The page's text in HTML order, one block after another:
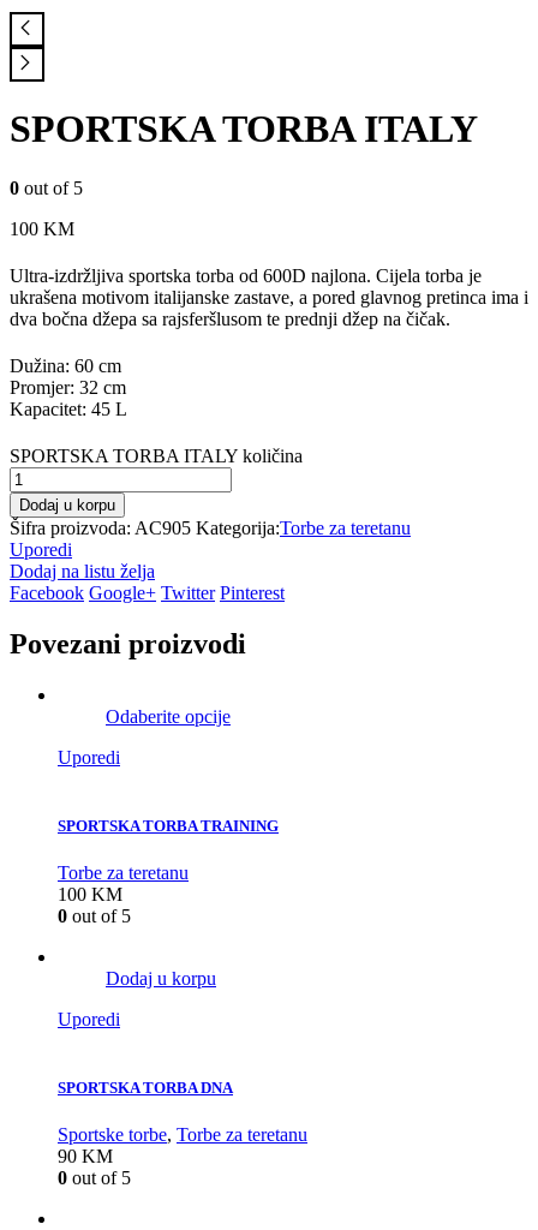
SPORTSKA TORBA ITALY
0 out of 5
100 KM
Ultra-izdržljiva sportska torba od 600D najlona. Cijela torba je
ukrašena motivom italijanske zastave, a pored glavnog pretinca ima i
dva bočna džepa sa rajsferšlusom te prednji džep na čičak.
Dužina: 60 cm
Promjer: 32 cm
Kapacitet: 45 L
SPORTSKA TORBA ITALY količina
Dodaj u korpu
Šifra proizvoda: AC905 Kategorija:Torbe za teretanu
Uporedi
Dodaj na listu želja
Facebook Google+ Twitter Pinterest
Povezani proizvodi
Odaberite opcije
Uporedi
SPORTSKA TORBA TRAINING
Torbe za teretanu
100 KM
0 out of 5
Dodaj u korpu
Uporedi
SPORTSKA TORBA DNA
Sportske torbe, Torbe za teretanu
90 KM
0 out of 5